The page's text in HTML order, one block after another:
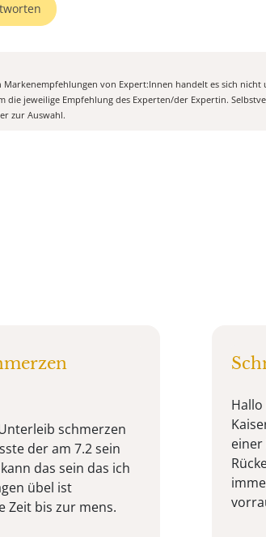
Markenempfehlungen von Expert:Innen handelt es sich
die jeweilige Empfehlung des Experten/der Expertin.
zur Auswahl.
schmerzen
der am 7.2 sein
das sein das ich
übel ist
Zeit bis zur mens.
einer